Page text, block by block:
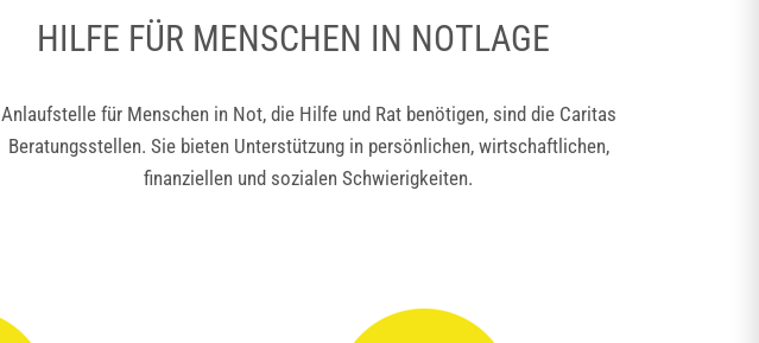
HILFE FÜR MENSCHEN IN NOTLAGE
Anlaufstelle für Menschen in Not, die Hilfe und Rat benötigen, sind die Caritas
Beratungsstellen. Sie bieten Unterstützung in persönlichen, wirtschaftlichen,
finanziellen und sozialen Schwierigkeiten.